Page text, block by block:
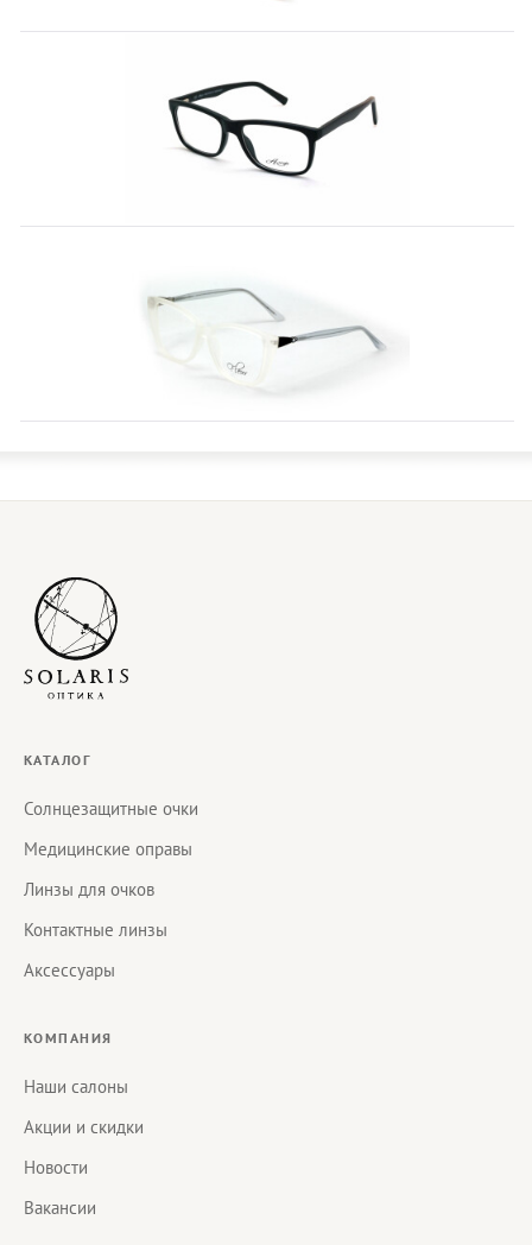
КАТАЛОГ
Солнцезащитные очки
Медицинские оправы
Линзы для очков
Контактные линзы
Аксессуары
КОМПАНИЯ
Наши салоны
Акции и скидки
Новости
Вакансии